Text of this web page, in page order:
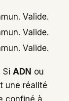
Valide.
Valide.
Valide.
Si ADN ou
une réalité